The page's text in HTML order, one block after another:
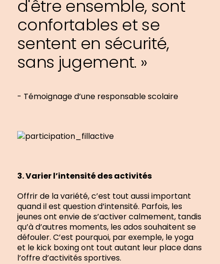
d'être ensemble, sont
confortables et se
sentent en sécurité,
sans jugement. »
- Témoignage d’une responsable scolaire
3. Varier l’intensité des activités
Offrir de la variété, c’est tout aussi important
quand il est question d’intensité. Parfois, les
jeunes ont envie de s’activer calmement, tandis
qu’à d’autres moments, les ados souhaitent se
défouler. C’est pourquoi, par exemple, le yoga
et le kick boxing ont tout autant leur place dans
l’offre d’activités sportives.